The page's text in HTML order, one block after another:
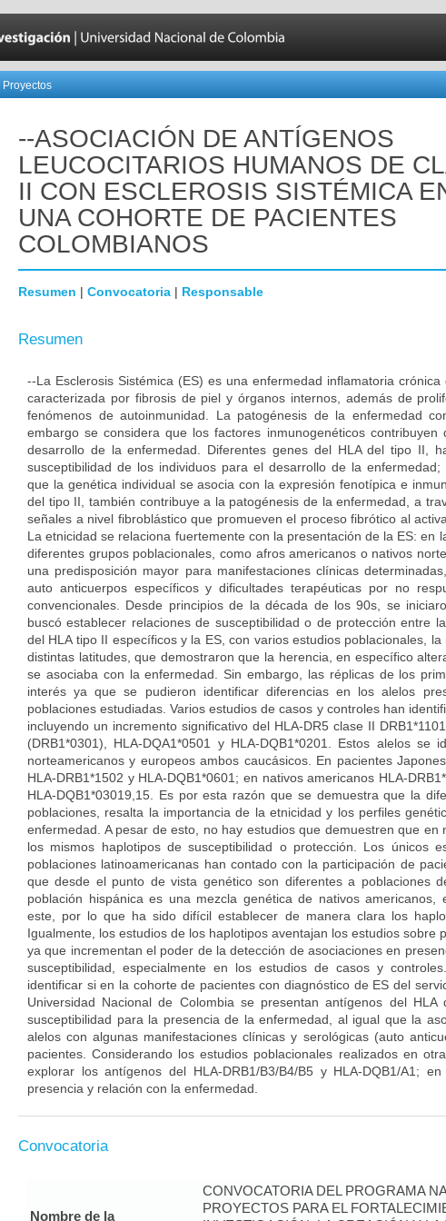
Proyectos
--ASOCIACIÓN DE ANTÍGENOS
LEUCOCITARIOS HUMANOS DE
II CON ESCLEROSIS SISTÉMICA
UNA COHORTE DE PACIENTES
COLOMBIANOS
Resumen | Convocatoria | Responsable
Resumen
--La Esclerosis Sistémica (ES) es una enfermedad inflamatoria
caracterizada por fibrosis de piel y órganos internos, además de
fenómenos de autoinmunidad. La patogénesis de la enfermedad
embargo se considera que los factores inmunogenéticos contribuyen
desarrollo de la enfermedad. Diferentes genes del HLA del tipo II,
susceptibilidad de los individuos para el desarrollo de la enfermedad;
que la genética individual se asocia con la expresión fenotípica e
del tipo II, también contribuye a la patogénesis de la enfermedad, a
señales a nivel fibroblástico que promueven el proceso fibrótico al
La etnicidad se relaciona fuertemente con la presentación de la ES: en
diferentes grupos poblacionales, como afros americanos o nativos
una predisposición mayor para manifestaciones clínicas
auto anticuerpos específicos y dificultades terapéuticas por no
convencionales. Desde principios de la década de los 90s, se
buscó establecer relaciones de susceptibilidad o de protección entre
del HLA tipo II específicos y la ES, con varios estudios poblacionales,
distintas latitudes, que demostraron que la herencia, en específico
se asociaba con la enfermedad. Sin embargo, las réplicas de los
interés ya que se pudieron identificar diferencias en los alelos
poblaciones estudiadas. Varios estudios de casos y controles han
incluyendo un incremento significativo del HLA-DR5 clase II
(DRB1*0301), HLA-DQA1*0501 y HLA-DQB1*0201. Estos alelos se
norteamericanos y europeos ambos caucásicos. En pacientes
HLA-DRB1*1502 y HLA-DQB1*0601; en nativos americanos HLA-
HLA-DQB1*03019,15. Es por esta razón que se demuestra que la
poblaciones, resalta la importancia de la etnicidad y los perfiles
enfermedad. A pesar de esto, no hay estudios que demuestren que en
los mismos haplotipos de susceptibilidad o protección. Los únicos
poblaciones latinoamericanas han contado con la participación de
que desde el punto de vista genético son diferentes a poblaciones
población hispánica es una mezcla genética de nativos americanos,
este, por lo que ha sido difícil establecer de manera clara los
Igualmente, los estudios de los haplotipos aventajan los estudios sobre
ya que incrementan el poder de la detección de asociaciones en
susceptibilidad, especialmente en los estudios de casos y
identificar si en la cohorte de pacientes con diagnóstico de ES del
Universidad Nacional de Colombia se presentan antígenos del
susceptibilidad para la presencia de la enfermedad, al igual que la
alelos con algunas manifestaciones clínicas y serológicas (auto
pacientes. Considerando los estudios poblacionales realizados en
explorar los antígenos del HLA-DRB1/B3/B4/B5 y HLA-DQB1/A1;
presencia y relación con la enfermedad.
Convocatoria
Nombre de la
CONVOCATORIA DEL PROGRAMA
PROYECTOS PARA EL